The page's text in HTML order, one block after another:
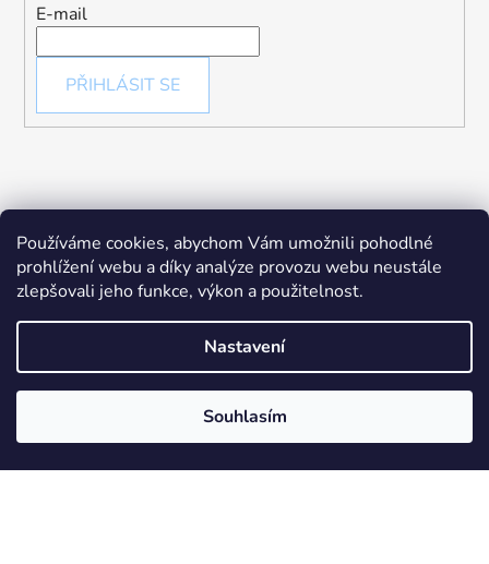
Používáme cookies, abychom Vám umožnili pohodlné
prohlížení webu a díky analýze provozu webu neustále
zlepšovali jeho funkce, výkon a použitelnost.
Nastavení
Souhlasím
E-mail
PŘIHLÁSIT SE